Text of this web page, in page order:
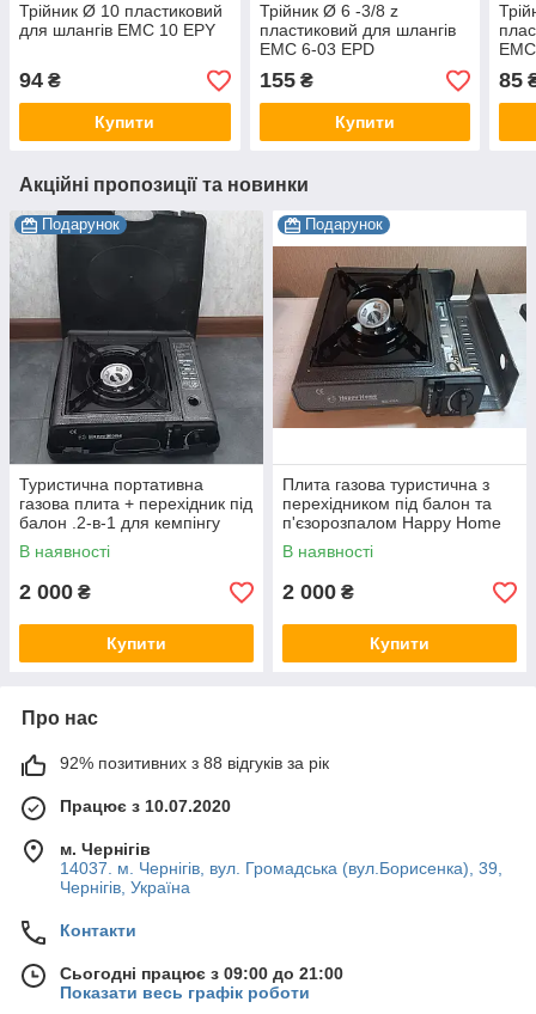
Трійник Ø 10 пластиковий
для шлангів EMC 10 EPY
94 ₴
Купити
Трійник Ø 6 -3/8 z
пластиковий для шлангів
EMC 6-03 EPD
155₴
Купити
85
Акційні пропозиції та новинки
Подарунок
Туристична портативна
газова плита + перехідник під
балон .2-в-1 для кемпінгу
В наявності
2 000 ₴
Купити
Подарунок
Плита газова туристична з
перехідником під балон та
п'єзорозпалом Happy Home
BDZ-155A
В наявності
2 000 ₴
Купити
Про нас
92% позитивних з 88 відгуків за рік
Працює з 10.07.2020
м. Чернігів
14037. м. Чернігів, вул. Громадська (вул.Борисенка), 39,
Чернігів, Україна
Контакти
Сьогодні працює з 09:00 до 21:00
Показати весь графік роботи